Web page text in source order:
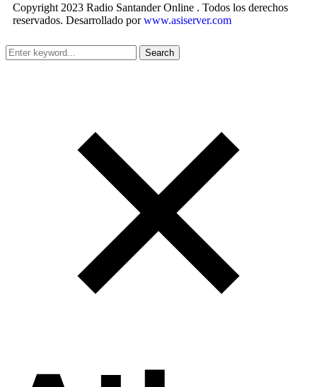
Copyright 2023 Radio Santander Online . Todos los derechos
reservados. Desarrollado porwww.asiserver.com
Search